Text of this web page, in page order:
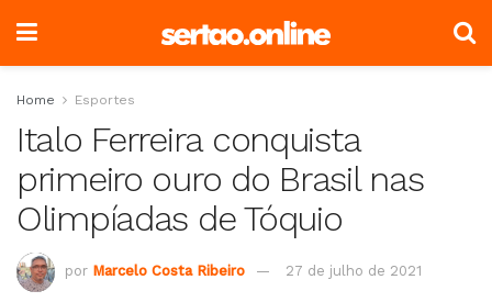
Home Esportes
Italo Ferreira conquista
primeiro ouro do Brasil nas
Olimpíadas de Tóquio
por Marcelo Costa Ribeiro 27 de julho de 2021